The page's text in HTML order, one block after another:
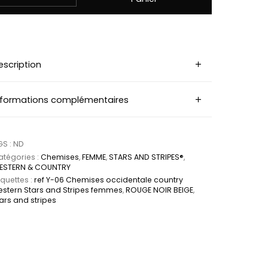
complémentaires
: ND
: Chemises,FEMME,STARS AND STRIPES®,
& COUNTRY
: ref Y-06 Chemises occidentale country
Stars and Stripes femmes,ROUGE NOIR BEIGE,
and stripes